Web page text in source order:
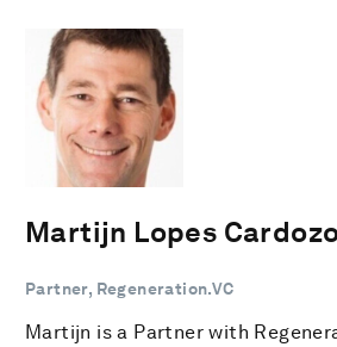
Martijn Lopes
Partner, Regeneration.VC
Martijn is a Partner with